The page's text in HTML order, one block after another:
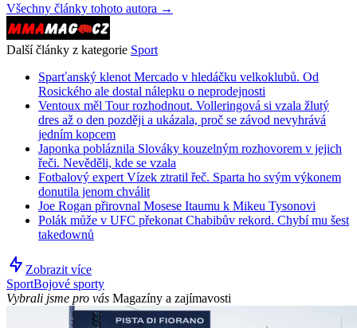
Všechny články tohoto autora →
Další články z kategorie Sport
Sparťanský klenot Mercado v hledáčku velkoklubů. Od
Rosického ale dostal nálepku o neprodejnosti
Ventoux měl Tour rozhodnout. Volleringová si vzala žlutý
dres až o den později a ukázala, proč se závod nevyhrává
jedním kopcem
Japonka pobláznila Slováky kouzelným rozhovorem v jejich
řeči. Nevěděli, kde se vzala
Fotbalový expert Vízek ztratil řeč. Sparta ho svým výkonem
donutila jenom chválit
Joe Rogan přirovnal Mosese Itaumu k Mikeu Tysonovi
Polák může v UFC překonat Chabibův rekord. Chybí mu šest
takedownů
Zobrazit více
SportBojové sporty
Vybrali jsme pro vás Magazíny a zajímavosti